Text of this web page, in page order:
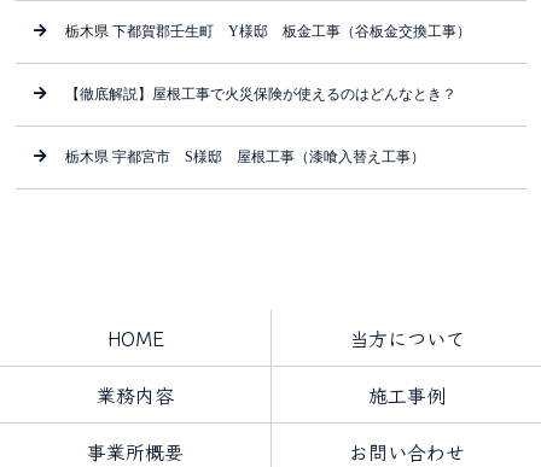
栃木県 下都賀郡壬生町 Y様邸 板金工事（谷板金交換工事）
【徹底解説】屋根工事で火災保険が使えるのはどんなとき？
栃木県 宇都宮市 S様邸 屋根工事（漆喰入替え工事）
HOME
当方について
業務内容
施工事例
事業所概要
お問い合わせ